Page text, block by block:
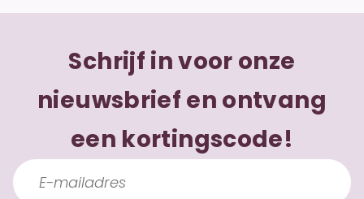
Schrijf in voor onze
nieuwsbrief en ontvang
een kortingscode!